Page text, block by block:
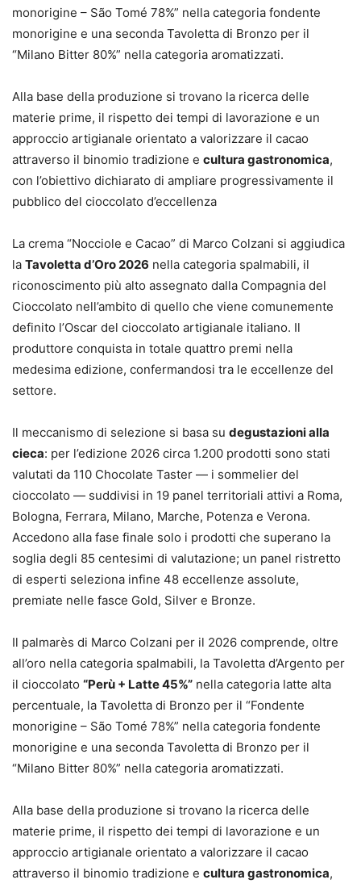
monorigine – São Tomé 78%” nella categoria fondente
monorigine e una seconda Tavoletta di Bronzo per il
“Milano Bitter 80%” nella categoria aromatizzati.
Alla base della produzione si trovano la ricerca delle
materie prime, il rispetto dei tempi di lavorazione e un
approccio artigianale orientato a valorizzare il cacao
attraverso il binomio tradizione e cultura gastronomica,
con l’obiettivo dichiarato di ampliare progressivamente il
pubblico del cioccolato d’eccellenza
La crema “Nocciole e Cacao” di Marco Colzani si aggiudica
la Tavoletta d’Oro 2026 nella categoria spalmabili, il
riconoscimento più alto assegnato dalla Compagnia del
Cioccolato nell’ambito di quello che viene comunemente
definito l’Oscar del cioccolato artigianale italiano. Il
produttore conquista in totale quattro premi nella
medesima edizione, confermandosi tra le eccellenze del
settore.
Il meccanismo di selezione si basa su degustazioni alla
cieca: per l’edizione 2026 circa 1.200 prodotti sono stati
valutati da 110 Chocolate Taster — i sommelier del
cioccolato — suddivisi in 19 panel territoriali attivi a Roma,
Bologna, Ferrara, Milano, Marche, Potenza e Verona.
Accedono alla fase finale solo i prodotti che superano la
soglia degli 85 centesimi di valutazione; un panel ristretto
di esperti seleziona infine 48 eccellenze assolute,
premiate nelle fasce Gold, Silver e Bronze.
Il palmarès di Marco Colzani per il 2026 comprende, oltre
all’oro nella categoria spalmabili, la Tavoletta d’Argento per
il cioccolato “Perù + Latte 45%” nella categoria latte alta
percentuale, la Tavoletta di Bronzo per il “Fondente
monorigine – São Tomé 78%” nella categoria fondente
monorigine e una seconda Tavoletta di Bronzo per il
“Milano Bitter 80%” nella categoria aromatizzati.
Alla base della produzione si trovano la ricerca delle
materie prime, il rispetto dei tempi di lavorazione e un
approccio artigianale orientato a valorizzare il cacao
attraverso il binomio tradizione e cultura gastronomica,